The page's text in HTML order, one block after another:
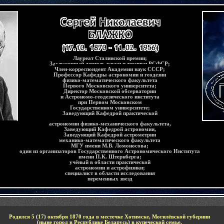
Лауреат Сталинской премии;
Заслуженный деятель науки и техники РСФСР;
Член-корреспондент Академии наук СССР;
Профессор Кафедры астрономии и геодезии
физико-математического факультета
Первого Московского университета;
Директор Московской обсерватории
и Астрономо-геодезического института
при Первом Московском
Государственном университете;
Заведующий Кафедрой практической
астрономии физико-механического факультета,
Заведующий Кафедрой астрономии,
Заведующий Кафедрой астрометрии
механико-математического факультета
МГУ имени М.В. Ломоносова;
один из организаторов Государственного Астрономического Института
имени П.К. Штернберга;
учёный в области практической
астрономии и астрофизики;
специалист в области исследования
переменных звезд
Родился 5 (17) октября1870 года в местечке Хотимске, Могилёвской губернии
(ныне город в Республике Беларусь) в купеческой семье.